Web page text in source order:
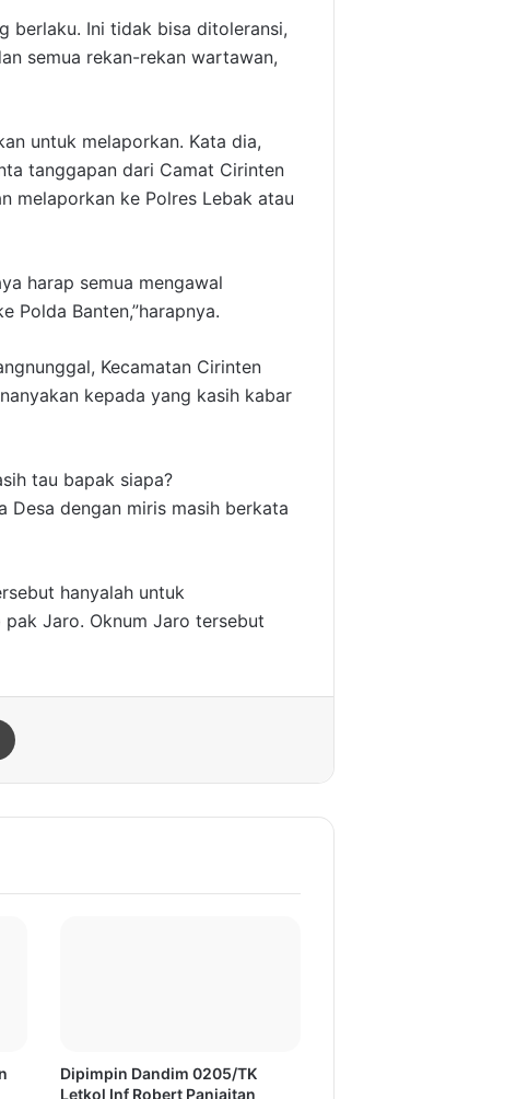
berlaku. Ini tidak bisa ditoleransi,
semua rekan-rekan wartawan,
untuk melaporkan. Kata dia,
tanggapan dari Camat Cirinten
melaporkan ke Polres Lebak atau
harap semua mengawal
Polda Banten,”harapnya.
Kecamatan Cirinten
kepada yang kasih kabar
tau bapak siapa?
Desa dengan miris masih berkata
hanyalah untuk
Jaro. Oknum Jaro tersebut
Dipimpin Dandim 0205/TK
Letkol Inf Robert Panjaitan